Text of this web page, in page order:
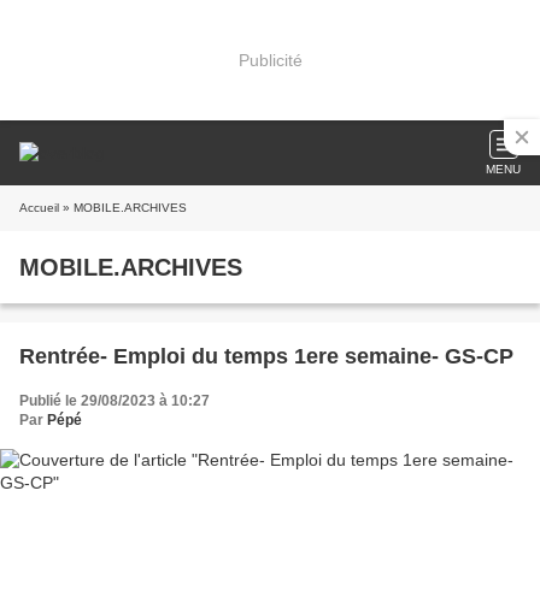
Publicité
MENU
Accueil » MOBILE.ARCHIVES
MOBILE.ARCHIVES
Rentrée- Emploi du temps 1ere semaine- GS-CP
Publié le 29/08/2023 à 10:27
Par Pépé